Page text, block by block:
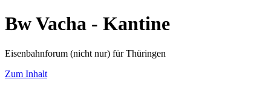
Bw Vacha - Kantine
Eisenbahnforum (nicht nur) für Thüringen
Zum Inhalt